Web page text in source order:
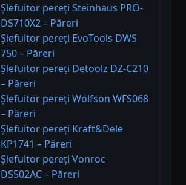
Șlefuitor pereți Steinhaus PRO-
DS710X2 – Păreri
Șlefuitor pereți EvoTools DWS
750 – Păreri
Șlefuitor pereți Detoolz DZ-C210
– Păreri
Șlefuitor pereți Wolfson WFS068
– Păreri
Șlefuitor pereți Kraft&Dele
KP1741 – Păreri
Șlefuitor pereți Vonroc
DS502AC – Păreri